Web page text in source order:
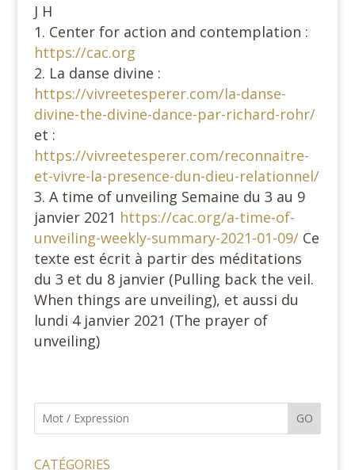
J H
Center for action and contemplation :
https://cac.org
La danse divine :
https://vivreetesperer.com/la-danse-
divine-the-divine-dance-par-richard-rohr/
et :
https://vivreetesperer.com/reconnaitre-
et-vivre-la-presence-dun-dieu-relationnel/
A time of unveiling Semaine du 3 au 9
janvier 2021 https://cac.org/a-time-of-
unveiling-weekly-summary-2021-01-09/Ce
texte est écrit à partir des méditations
du 3 et du 8 janvier (Pulling back the veil.
When things are unveiling), et aussi du
lundi 4 janvier 2021 (The prayer of
unveiling)
GO
CATÉGORIES